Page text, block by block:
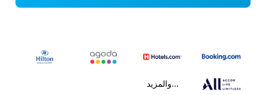
...والمزيد